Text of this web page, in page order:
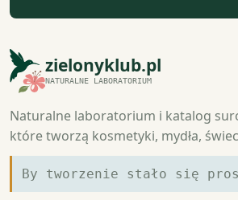
zielonyklub.pl
NATURALNE LABORATORIUM
Naturalne laboratorium i katalog
które tworzą kosmetyki, mydła,
By tworzenie stało się